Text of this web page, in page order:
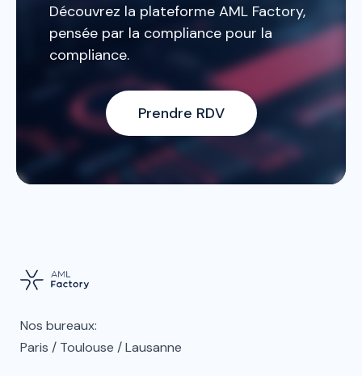
Découvrez la plateforme AML Factory,
pensée par la compliance pour la
compliance.
Prendre RDV
Nos bureaux:
Paris / Toulouse / Lausanne